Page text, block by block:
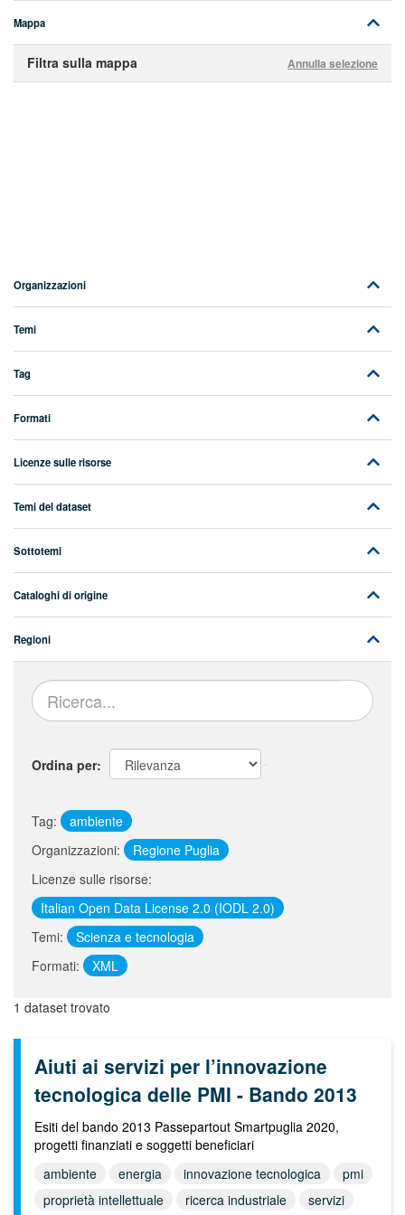
Mappa
Filtra sulla mappa Annulla selezione
Organizzazioni
Temi
Tag
Formati
Licenze sulle risorse
Temi del dataset
Sottotemi
Cataloghi di origine
Regioni
Ordina per
Tag:
ambiente
Organizzazioni:
Regione Puglia
Licenze sulle risorse:
Italian Open Data License 2.0 (IODL 2.0)
Temi:
Scienza e tecnologia
Formati:
XML
1 dataset trovato
Aiuti ai servizi per l’innovazione
tecnologica delle PMI - Bando 2013
Esiti del bando 2013 Passepartout Smartpuglia 2020,
progetti finanziati e soggetti beneficiari
ambiente
energia innovazione tecnologica
pmi
proprietà intellettuale
ricerca industriale servizi